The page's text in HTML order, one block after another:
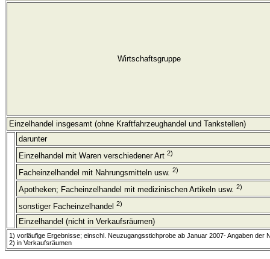
Wirtschaftsgruppe
Einzelhandel insgesamt (ohne Kraftfahrzeughandel und Tankstellen)
darunter
Einzelhandel mit Waren verschiedener Art 2)
Facheinzelhandel mit Nahrungsmitteln usw. 2)
Apotheken; Facheinzelhandel mit medizinischen Artikeln usw. 2)
sonstiger Facheinzelhandel 2)
Einzelhandel (nicht in Verkaufsräumen)
1) vorläufige Ergebnisse; einschl. Neuzugangsstichprobe ab Januar 2007- Angaben
2) in Verkaufsräumen